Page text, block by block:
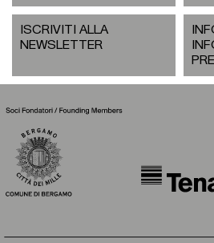
ISCRIVITI ALLA
NEWSLETTER